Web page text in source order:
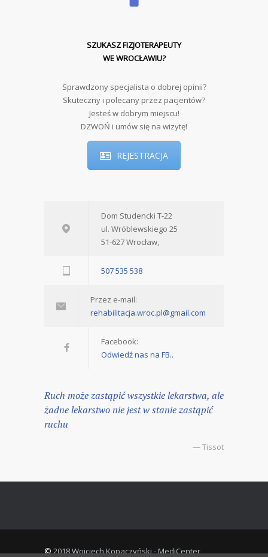
SZUKASZ FIZJOTERAPEUTY
WE WROCŁAWIU?
Sprawdzony specjalista o dobrej opinii?
Skuteczny i polecany przez pacjentów?
Jesteś w dobrym miejscu!
DZWOŃ i umów się na wizytę!
REJESTRACJA
Dom Studencki T-22
ul. Wróblewskiego 25
51-627 Wrocław,
507 535 538
Przez e-mail:
rehabilitacja.wroc.pl@gmail.com
Facebook:
Odwiedź nas na FB..
Ruch może zastąpić wszystkie lekarstwa, ale
żadne lekarstwo nie jest w stanie zastąpić
ruchu
— Tissot
©2018 Wojciech Kopaczyński - MediCenter